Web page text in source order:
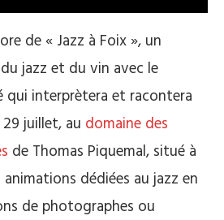
de « Jazz à Foix », un
jazz et du vin avec le
qui interprètera et racontera
juillet, au domaine des
de Thomas Piquemal, situé à
dédiées au jazz en
de photographes ou